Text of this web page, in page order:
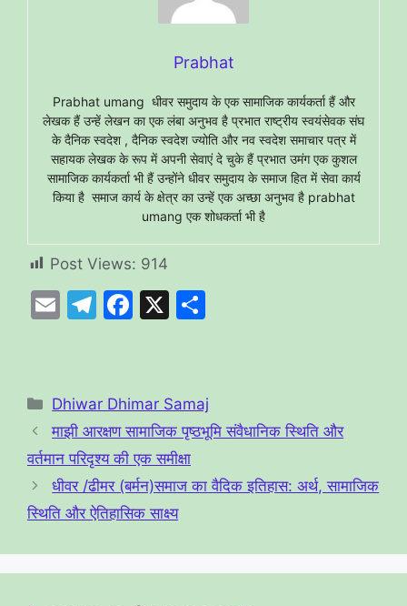
Prabhat
Prabhat umang धीवर समुदाय के एक सामाजिक कार्यकर्ता हैं और
लेखक हैं उन्हें लेखन का एक लंबा अनुभव है प्रभात राष्ट्रीय स्वयंसेवक संघ
के दैनिक स्वदेश , दैनिक स्वदेश ज्योति और नव स्वदेश समाचार पत्र में
सहायक लेखक के रूप में अपनी सेवाएं दे चुके हैं प्रभात उमंग एक कुशल
सामाजिक कार्यकर्ता भी हैं उन्होंने धीवर समुदाय के समाज हित में सेवा कार्य
किया है समाज कार्य के क्षेत्र का उन्हें एक अच्छा अनुभव है prabhat
umang एक शोधकर्ता भी है
Post Views: 914
E
l
T
gr
a
m
F
e
b
o
o
k
X
e
Categories
Dhiwar Dhimar Samaj
माझी आरक्षण सामाजिक पृष्ठभूमि संवैधानिक स्थिति और
वर्तमान परिदृश्य की एक समीक्षा
धीवर /ढीमर (बर्मन)समाज का वैदिक इतिहास: अर्थ, सामाजिक
स्थिति और ऐतिहासिक साक्ष्य